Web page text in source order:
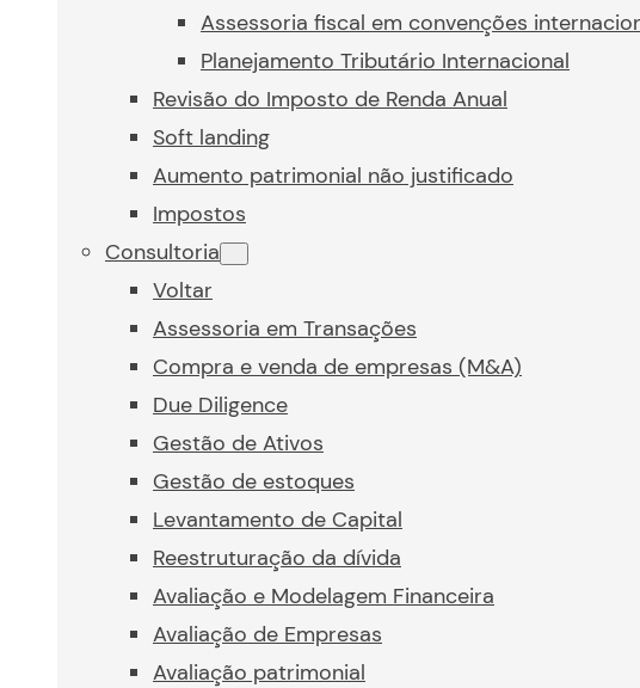
Assessoria fiscal em convenções
Planejamento Tributário Internacional
Revisão do Imposto de Renda Anual
Soft landing
Aumento patrimonial não justificado
Impostos
Consultoria
Voltar
Assessoria em Transações
Compra e venda de empresas (M&A)
Due Diligence
Gestão de Ativos
Gestão de estoques
Levantamento de Capital
Reestruturação da dívida
Avaliação e Modelagem Financeira
Avaliação de Empresas
Avaliação patrimonial